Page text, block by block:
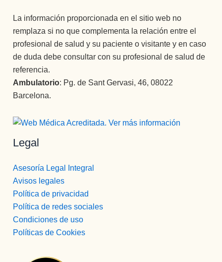
La información proporcionada en el sitio web no
remplaza si no que complementa la relación entre el
profesional de salud y su paciente o visitante y en caso
de duda debe consultar con su profesional de salud de
referencia.
Ambulatorio: Pg. de Sant Gervasi, 46, 08022
Barcelona.
Legal
Asesoría Legal Integral
Avisos legales
Política de privacidad
Política de redes sociales
Condiciones de uso
Políticas de Cookies